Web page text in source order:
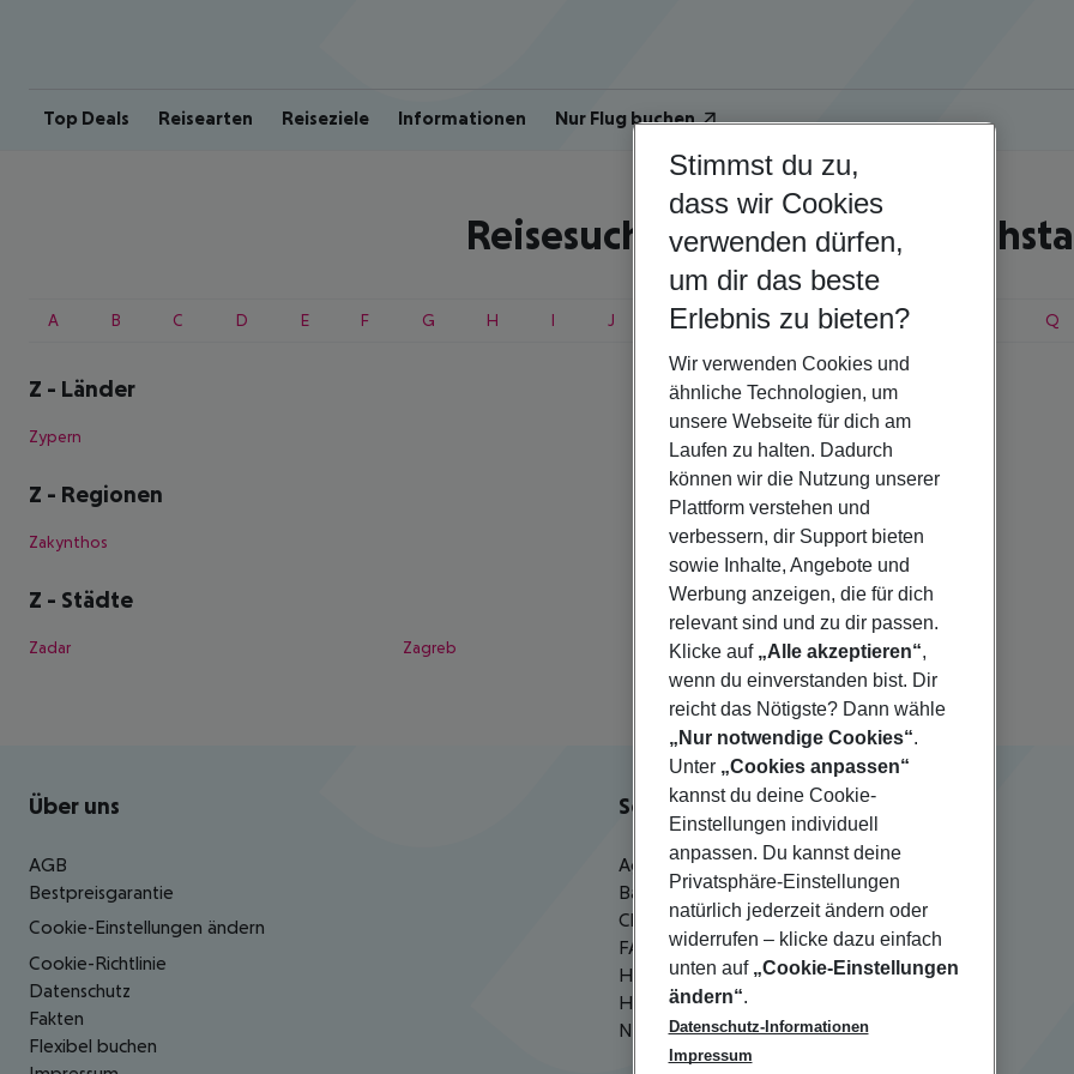
Top Deals Reisearten Reiseziele Informationen Nur Flug buchen
Reisesuche nach
A B C D E F G H I J K L M N Q
Z - Länder
Zypern
Z - Regionen
Zakynthos
Z - Städte
Zadar Zagreb Zürich
Footer navigation
Über uns
AGB
Bestpreisgarantie
Cookie-Einstellungen ändern
Cookie-Richtlinie
Datenschutz
Fakten
Flexibel buchen
Service & Hilfe
Agenturbetreuung
Barrierefreies Reisen
Check-in
FAQ
HanseMerkur Reiseversicherung
Hilfe & Kontakt
Newsletter
Stimmst du zu,
dass wir Cookies
verwenden dürfen,
um dir das beste
Erlebnis zu bieten?
Wir verwenden Cookies und
ähnliche Technologien, um
unsere Webseite für dich am
Laufen zu halten. Dadurch
können wir die Nutzung unserer
Plattform verstehen und
verbessern, dir Support bieten
sowie Inhalte, Angebote und
Werbung anzeigen, die für dich
relevant sind und zu dir passen.
Klicke auf „Alle akzeptieren“,
wenn du einverstanden bist. Dir
reicht das Nötigste? Dann wähle
„Nur notwendige Cookies“.
Unter „Cookies anpassen“
kannst du deine Cookie-
Einstellungen individuell
anpassen. Du kannst deine
Privatsphäre-Einstellungen
natürlich jederzeit ändern oder
widerrufen – klicke dazu einfach
unten auf „Cookie-Einstellungen
ändern“.
Datenschutz-Informationen
Impressum